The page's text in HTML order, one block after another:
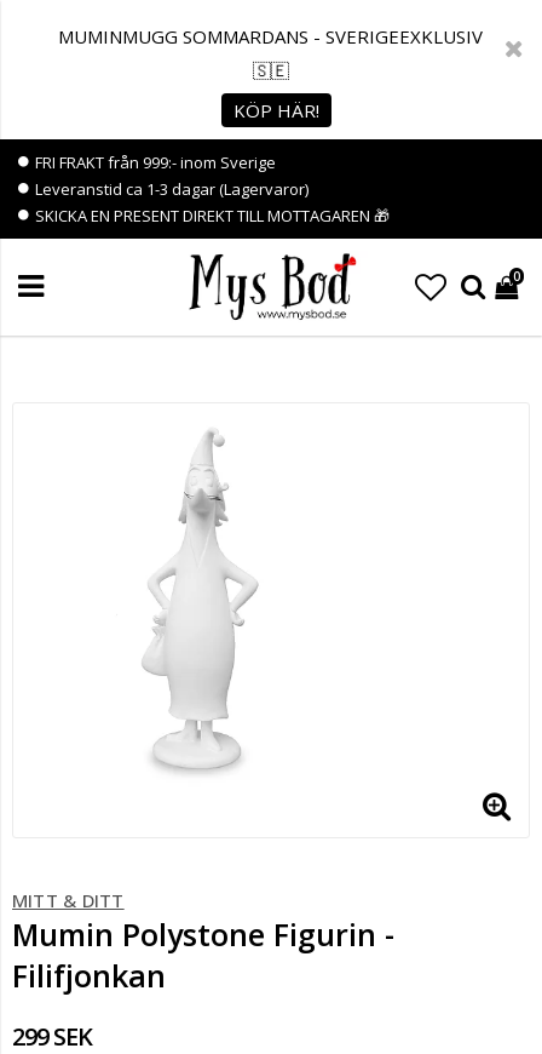
MUMINMUGG SOMMARDANS - SVERIGEEXKLUSIV
🇸🇪
KÖP HÄR!
FRI FRAKT från 999:- inom Sverige
Leveranstid ca 1-3 dagar (Lagervaror)
SKICKA EN PRESENT DIREKT TILL MOTTAGAREN 🎁
0
MITT & DITT
Mumin Polystone Figurin -
Filifjonkan
299 SEK